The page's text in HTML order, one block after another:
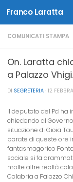
Salta al
Franco Laratta
COMUNICATI STAMPA
On. Laratta
a Palazzo
DI SEGRETERIA · 12
Il deputato del Pd ha
chiedendo al
situazione di Gioia
parate di queste ore
fantasmagorico
sociale si fa
molte altre realtà
Calabria a Palazzo